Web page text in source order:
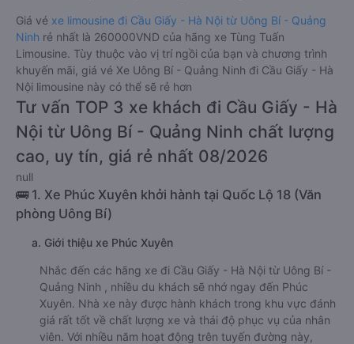
Giá vé xe limousine đi Cầu Giấy - Hà Nội từ Uông Bí - Quảng
Ninh rẻ nhất là 260000VND của hãng xe Tùng Tuấn
Limousine. Tùy thuộc vào vị trí ngồi của bạn và chương trình
khuyến mãi, giá vé Xe Uông Bí - Quảng Ninh đi Cầu Giấy - Hà
Nội limousine này có thể sẽ rẻ hơn
Tư vấn TOP 3 xe khách đi Cầu Giấy - Hà
Nội từ Uông Bí - Quảng Ninh chất lượng
cao, uy tín, giá rẻ nhất 08/2026
null
🚌 1. Xe Phúc Xuyên khởi hành tại Quốc Lộ 18 (Văn
phòng Uông Bí)
a. Giới thiệu xe Phúc Xuyên
Nhắc đến các hãng xe đi Cầu Giấy - Hà Nội từ Uông Bí -
Quảng Ninh , nhiều du khách sẽ nhớ ngay đến Phúc
Xuyên. Nhà xe này được hành khách trong khu vực đánh
giá rất tốt về chất lượng xe và thái độ phục vụ của nhân
viên. Với nhiều năm hoạt động trên tuyến đường này,